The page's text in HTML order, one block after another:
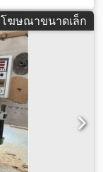
โฆษณาขนาดเล็ก